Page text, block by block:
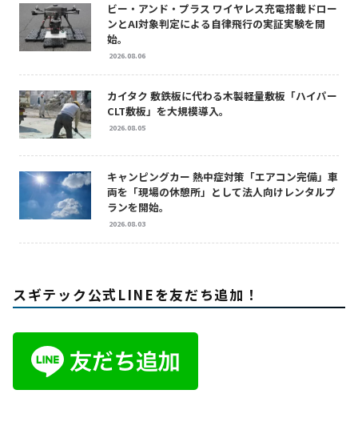
ビー・アンド・プラス ワイヤレス充電搭載ドロー
ンとAI対象判定による自律飛行の実証実験を開
始。
2026.08.06
カイタク 敷鉄板に代わる木製軽量敷板「ハイパー
CLT敷板」を大規模導入。
2026.08.05
キャンピングカー 熱中症対策「エアコン完備」車
両を「現場の休憩所」として法人向けレンタルプ
ランを開始。
2026.08.03
スギテック公式LINEを友だち追加！